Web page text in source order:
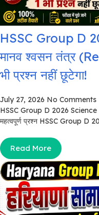
HSSC Group D
मानव श्वसन तंत्र
भी प्रश्न नहीं छूटेगा!
July 27, 2026 No Comments
HSSC Group D 2026
महत्वपूर्ण प्रश्न HSSC Group D
Read More